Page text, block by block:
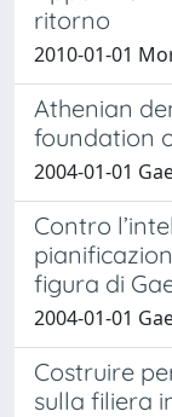
ritorno
2010-01-01
Athenian
foundation
2004-01-01
Contro
figura di
2004-01-01
Costruire
sulla filiera